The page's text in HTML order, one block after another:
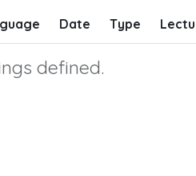
Date Type
defined.